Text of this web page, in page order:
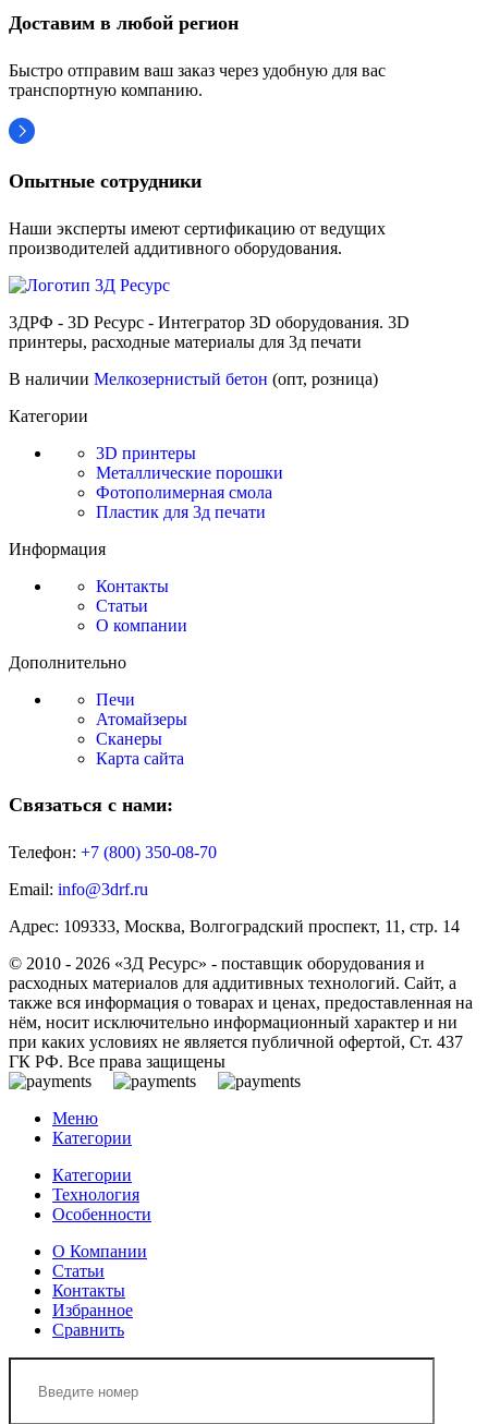
Доставим в любой регион
Быстро отправим ваш заказ через удобную для вас
транспортную компанию.
Опытные сотрудники
Наши эксперты имеют сертификацию от ведущих
производителей аддитивного оборудования.
3ДРФ - 3D Ресурс - Интегратор 3D оборудования. 3D
принтеры, расходные материалы для 3д печати
В наличии Мелкозернистый бетон (опт, розница)
Категории
3D принтеры
Металлические порошки
Фотополимерная смола
Пластик для 3д печати
Информация
Контакты
Статьи
О компании
Дополнительно
Печи
Атомайзеры
Сканеры
Карта сайта
Связаться с нами:
Телефон: +7 (800) 350-08-70
Email: info@3drf.ru
Адрес: 109333, Москва, Волгоградский проспект, 11, стр. 14
© 2010 - 2026 «3Д Ресурс» - поставщик оборудования и
расходных материалов для аддитивных технологий. Сайт, а
также вся информация о товарах и ценах, предоставленная на
нём, носит исключительно информационный характер и ни
при каких условиях не является публичной офертой, Ст. 437
ГК РФ. Все права защищены
Меню
Категории
Категории
Технология
Особенности
О Компании
Статьи
Контакты
Избранное
Сравнить